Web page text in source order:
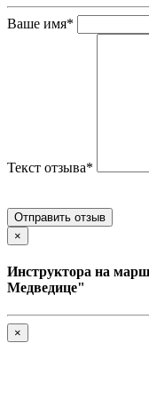
Ваше имя*
Текст отзыва*
×
Инструктора на
Медведице"
×